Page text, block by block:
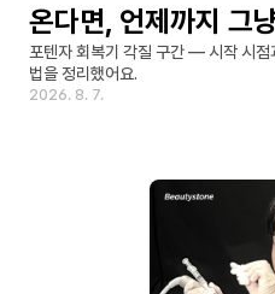
온다면, 언제까지 그
포텐자 회복기 각질 구간 — 시작 시점
법을 정리했어요.
2026. 8. 7.